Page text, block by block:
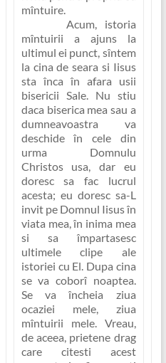
mîntuire.
Acum, istoria
mîntuirii a ajuns la
ultimul ei punct, sîntem
la cina de seara si Iisus
sta înca în afara usii
bisericii Sale. Nu stiu
daca biserica mea sau a
dumneavoastra va
deschide în cele din
urma Domnulu
Christos usa, dar eu
doresc sa fac lucrul
acesta; eu doresc sa-L
invit pe Domnul Iisus în
viata mea, în inima mea
si sa împartasesc
ultimele clipe ale
istoriei cu El. Dupa cina
se va coborî noaptea.
Se va încheia ziua
ocaziei mele, ziua
mîntuirii mele. Vreau,
de aceea, prietene drag
care citesti acest